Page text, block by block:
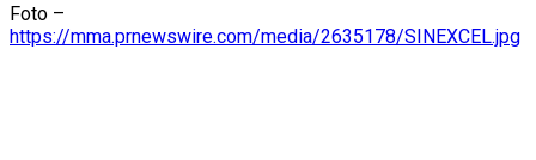
Foto –
https://mma.prnewswire.com/media/2635178/SINEXCEL.jpg